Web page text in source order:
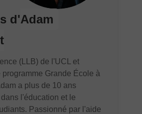
d'Adam
(LLB) de l'UCL et
le programme Grande École à
Adam a plus de 10 ans
dans l'éducation et le
Passionné par l'aide